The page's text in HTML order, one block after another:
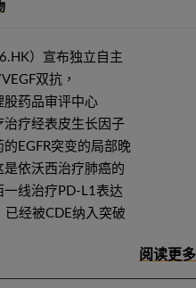
）宣布独立自主
双抗，
股药品审评中心
治疗经表皮生长因子
EGFR突变的局部晚
是依沃西治疗肺癌的
线治疗PD-L1表达
已经被CDE纳入突破